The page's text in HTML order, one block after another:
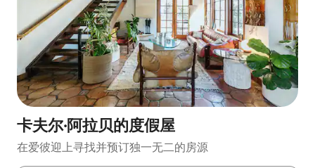
卡夫尔·阿拉贝的度假屋
在爱彼迎上寻找并预订独一无二的房源